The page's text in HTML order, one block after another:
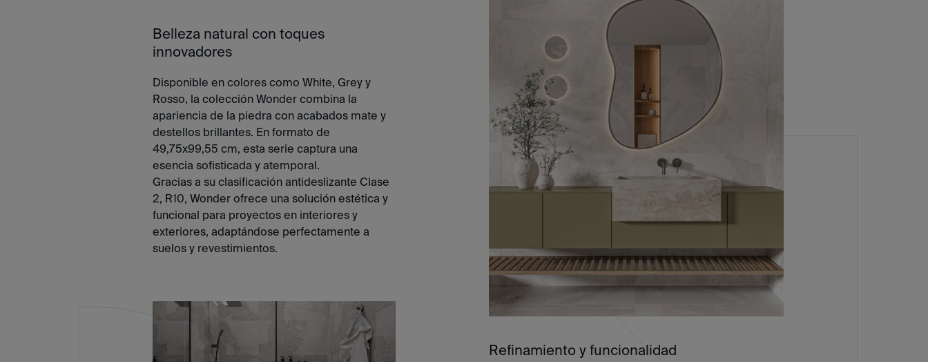
Belleza natural con toques
innovadores
Disponible en colores como White, Grey y
Rosso, la colección Wonder combina la
apariencia de la piedra con acabados mate y
destellos brillantes. En formato de
49,75x99,55 cm, esta serie captura una
esencia sofisticada y atemporal.
Gracias a su clasificación antideslizante Clase
2, R10, Wonder ofrece una solución estética y
funcional para proyectos en interiores y
exteriores, adaptándose perfectamente a
suelos y revestimientos.
Refinamiento y funcionalidad